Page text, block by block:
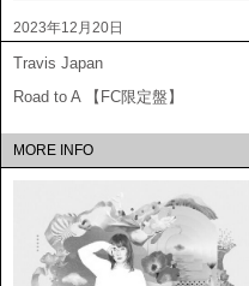
2023年12月20日
Travis Japan
Road to A 【FC限定盤】
MORE INFO